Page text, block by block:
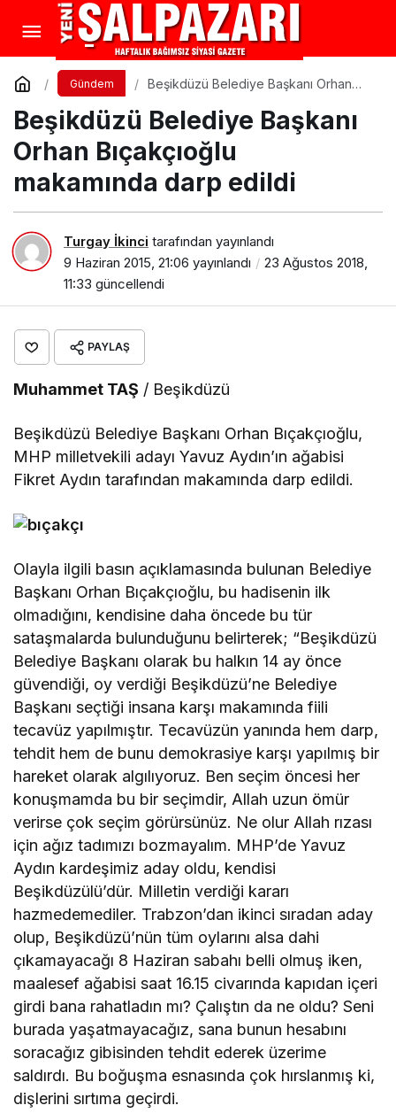
Gündem
Beşikdüzü Belediye Başkanı Orhan
Beşikdüzü Belediye Başkanı
Orhan Bıçakçıoğlu
makamında darp edildi
Turgay İkinci tarafından yayınlandı
9 Haziran 2015, 21:06 yayınlandı
23 Ağustos 2018,
11:33 güncellendi
PAYLAŞ
Muhammet TAŞ / Beşikdüzü
Beşikdüzü Belediye Başkanı Orhan Bıçakçıoğlu,
MHP milletvekili adayı Yavuz Aydın’ın ağabisi
Fikret Aydın tarafından makamında darp edildi.
Olayla ilgili basın açıklamasında bulunan Belediye
Başkanı Orhan Bıçakçıoğlu, bu hadisenin ilk
olmadığını, kendisine daha öncede bu tür
sataşmalarda bulunduğunu belirterek; “Beşikdüzü
Belediye Başkanı olarak bu halkın 14 ay önce
güvendiği, oy verdiği Beşikdüzü’ne Belediye
Başkanı seçtiği insana karşı makamında fiili
tecavüz yapılmıştır. Tecavüzün yanında hem darp,
tehdit hem de bunu demokrasiye karşı yapılmış bir
hareket olarak algılıyoruz. Ben seçim öncesi her
konuşmamda bu bir seçimdir, Allah uzun ömür
verirse çok seçim görürsünüz. Ne olur Allah rızası
için ağız tadımızı bozmayalım. MHP’de Yavuz
Aydın kardeşimiz aday oldu, kendisi
Beşikdüzülü’dür. Milletin verdiği kararı
hazmedemediler. Trabzon’dan ikinci sıradan aday
olup, Beşikdüzü’nün tüm oylarını alsa dahi
çıkamayacağı 8 Haziran sabahı belli olmuş iken,
maalesef ağabisi saat 16.15 civarında kapıdan içeri
girdi bana rahatladın mı? Çalıştın da ne oldu? Seni
burada yaşatmayacağız, sana bunun hesabını
soracağız gibisinden tehdit ederek üzerime
saldırdı. Bu boğuşma esnasında çok hırslanmış ki,
dişlerini sırtıma geçirdi.